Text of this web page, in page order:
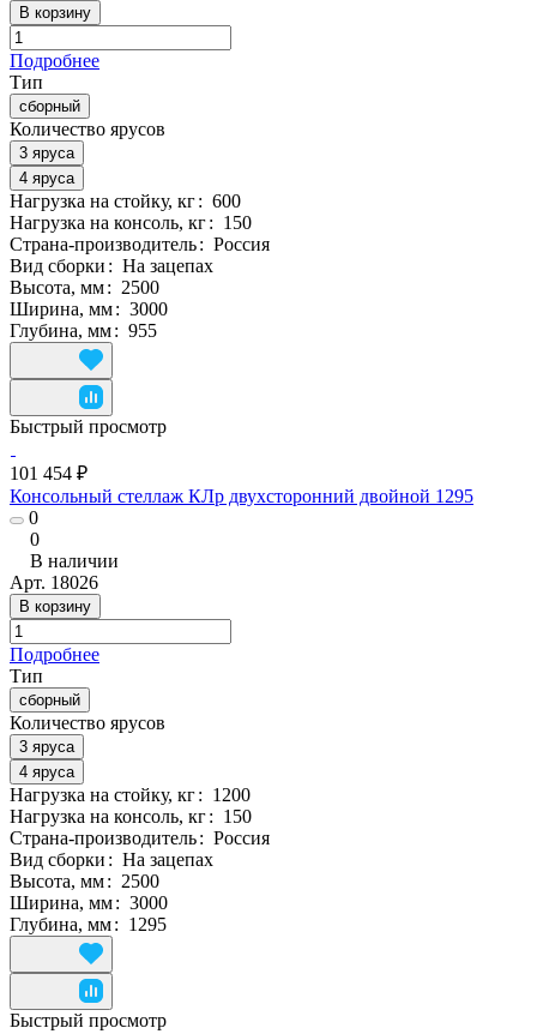
В корзину
Подробнее
Тип
сборный
Количество ярусов
3 яруса
4 яруса
Нагрузка на стойку, кг: 600
Нагрузка на консоль, кг: 150
Страна-производитель: Россия
Вид сборки : На зацепах
Высота, мм: 2500
Ширина, мм: 3000
Глубина, мм: 955
Быстрый просмотр
101 454 ₽
Консольный стеллаж КЛр двухсторонний двойной 1295
0
0
В наличии
Арт. 18026
В корзину
Подробнее
Тип
сборный
Количество ярусов
3 яруса
4 яруса
Нагрузка на стойку, кг: 1200
Нагрузка на консоль, кг: 150
Страна-производитель: Россия
Вид сборки : На зацепах
Высота, мм: 2500
Ширина, мм: 3000
Глубина, мм: 1295
Быстрый просмотр